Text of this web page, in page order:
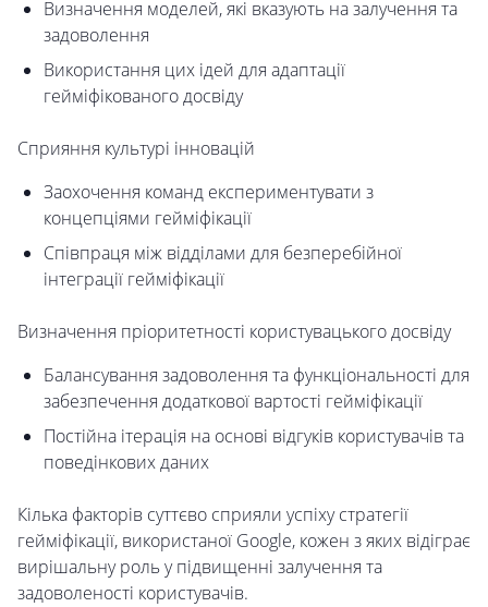
Визначення моделей, які вказують на залучення та
задоволення
Використання цих ідей для адаптації
гейміфікованого досвіду
Сприяння культурі інновацій
Заохочення команд експериментувати з
концепціями гейміфікації
Співпраця між відділами для безперебійної
інтеграції гейміфікації
Визначення пріоритетності користувацького досвіду
Балансування задоволення та функціональності для
забезпечення додаткової вартості гейміфікації
Постійна ітерація на основі відгуків користувачів та
поведінкових даних
Кілька факторів суттєво сприяли успіху стратегії
гейміфікації, використаної Google, кожен з яких відіграє
вирішальну роль у підвищенні залучення та
задоволеності користувачів.